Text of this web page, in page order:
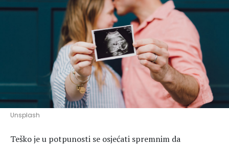
Hedonizam
Njega nje
Njega njega
Šminka
Tehnologija
KALORIJE
Unsplash
Teško je u potpunosti se osjećati spremnim da